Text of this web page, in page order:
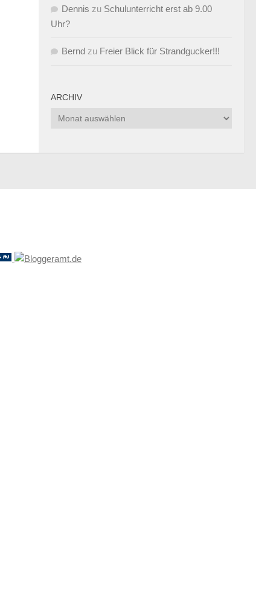
Dennis zu Schulunterricht erst ab 9.00
Uhr?
Bernd zu Freier Blick für Strandgucker!!!
ARCHIV
Archiv